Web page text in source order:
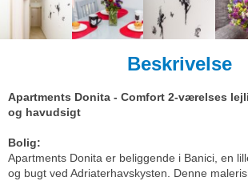
Beskrivelse
Apartments Donita - Comfort 2-værelses
og havudsigt
Bolig:
Apartments Donita er beliggende i Banici, en
og bugt ved Adriaterhavskysten. Denne